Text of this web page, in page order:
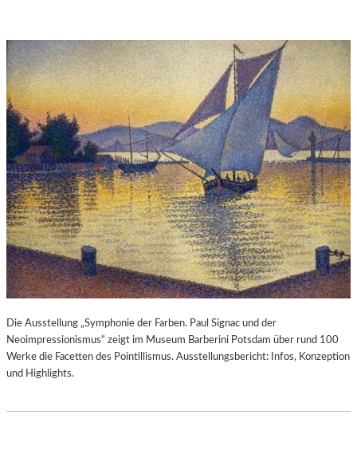
Die Ausstellung „Symphonie der Farben. Paul Signac und der
Neoimpressionismus“ zeigt im Museum Barberini Potsdam über rund 100
Werke die Facetten des Pointillismus. Ausstellungsbericht: Infos, Konzeption
und Highlights.